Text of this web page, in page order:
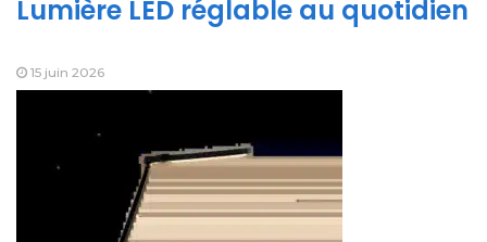
Lumière LED réglable au quotidien
15 juin 2026